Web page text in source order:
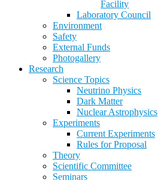
Facility
Laboratory Council
Environment
Safety
External Funds
Photogallery
Research
Science Topics
Neutrino Physics
Dark Matter
Nuclear Astrophysics
Experiments
Current Experiments
Rules for Proposal
Theory
Scientific Committee
Seminars